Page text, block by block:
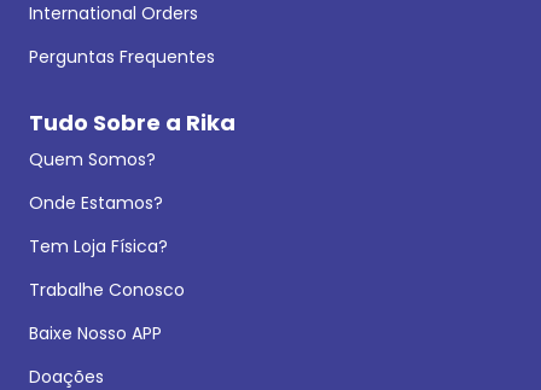
International Orders
Perguntas Frequentes
Tudo Sobre a Rika
Quem Somos?
Onde Estamos?
Tem Loja Física?
Trabalhe Conosco
Baixe Nosso APP
Doações